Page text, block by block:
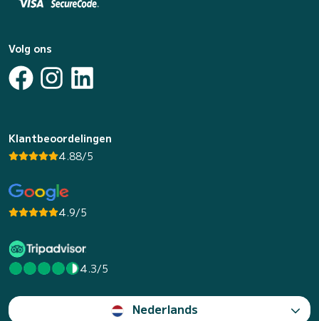
Volg ons
Klantbeoordelingen
4.88/5
4.9/5
4.3/5
Nederlands